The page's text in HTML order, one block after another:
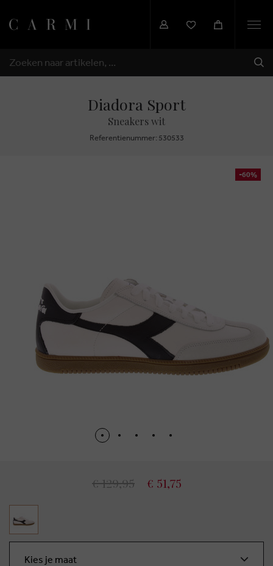
ZOEKEN
Diadora Sport
Sneakers wit
Referentienummer: 530533
-60%
€ 129,95 € 51,75
Kies je maat